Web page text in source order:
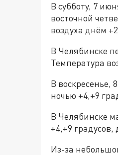
В субботу, 7
восточной
воздуха днём
В Челябинске
Температура
В воскресенье,
ночью +4,+9
В Челябинске
+4,+9 градусов,
Из-за